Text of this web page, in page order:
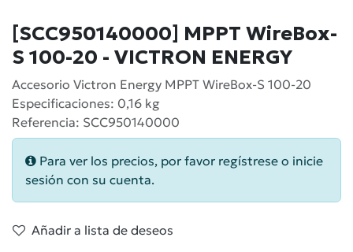
[SCC950140000] MPPT WireBox-
S 100-20 - VICTRON ENERGY
Accesorio Victron Energy MPPT WireBox-S 100-20
Especificaciones: 0,16 kg
Referencia: SCC950140000
Para ver los precios, por favor regístrese o inicie
sesión con su cuenta.
Añadir a lista de deseos